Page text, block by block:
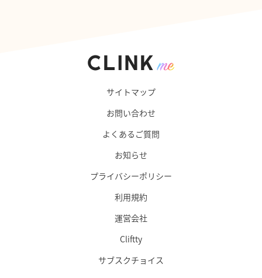
サイトマップ
お問い合わせ
よくあるご質問
お知らせ
プライバシーポリシー
利用規約
運営会社
Cliftty
サブスクチョイス